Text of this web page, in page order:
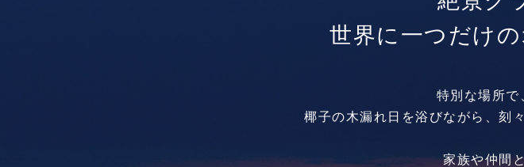
世界に一つだけ
特別な場所で
椰子の木漏れ日を浴びながら、刻
家族や仲間